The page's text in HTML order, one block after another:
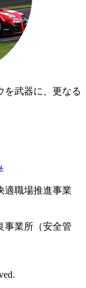
を武器に、更なる
職場推進事業